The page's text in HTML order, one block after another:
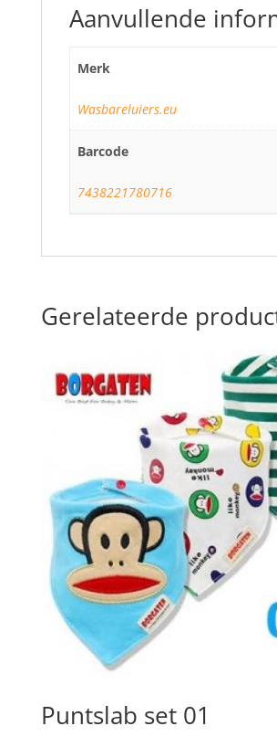
Aanvullende
Merk
Wasbareluiers.eu
Barcode
7438221780716
Gerelateerde
Puntslab set 01